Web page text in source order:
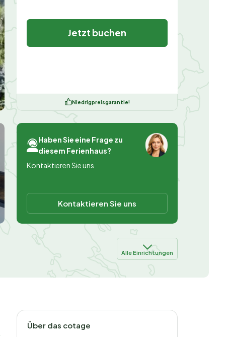
Jetzt buchen
Niedrigpreisgarantie!
Haben Sie eine Frage zu
diesem Ferienhaus?
Kontaktieren Sie uns
Kontaktieren Sie uns
Alle Einrichtungen
Über das cotage